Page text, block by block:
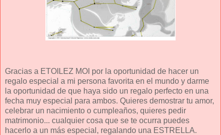
Gracias a ETOILEZ MOI por la oportunidad de hacer un
regalo especial a mi persona favorita en el mundo y darme
la oportunidad de que haya sido un regalo perfecto en una
fecha muy especial para ambos. Quieres demostrar tu amor,
celebrar un nacimiento o cumpleaños, quieres pedir
matrimonio... cualquier cosa que se te ocurra puedes
hacerlo a un más especial, regalando una ESTRELLA.